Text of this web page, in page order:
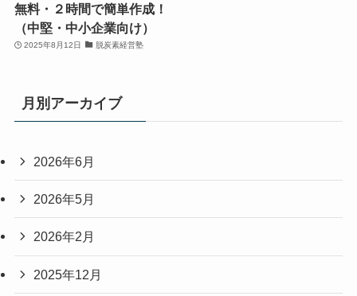
無料・２時間で簡単作成！
（中堅・中小企業向け）
2025年8月12日 脱炭素経営塾
月別アーカイブ
2026年6月
2026年5月
2026年2月
2025年12月